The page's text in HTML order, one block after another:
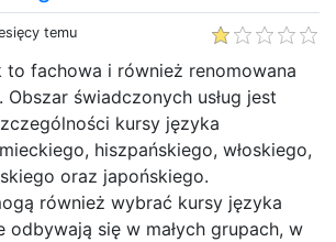
temu
to fachowa i również renomowana
Obszar świadczonych usług jest
kursy języka
hiszpańskiego, włoskiego,
oraz japońskiego.
również wybrać kursy języka
odbywają się w małych grupach, w